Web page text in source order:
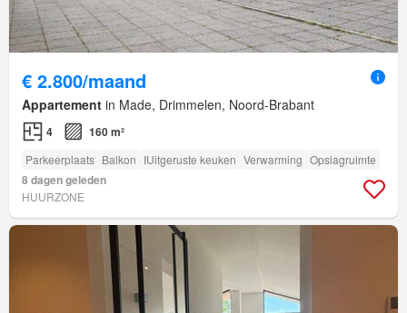
€ 2.800/maand
Appartement in Made, Drimmelen, Noord-Brabant
4 160 m²
Parkeerplaats Balkon IUitgeruste keuken Verwarming Opslagruimte
8 dagen geleden
HUURZONE